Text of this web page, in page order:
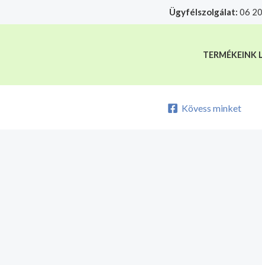
to
Ügyfélszolgálat: 06
TERMÉKEINK
Kövess minket
A mélyhűtött termékeket csakis